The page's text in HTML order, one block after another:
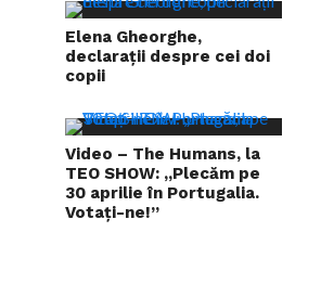
Elena Gheorghe,
declarații despre cei doi
copii
Video – The Humans, la
TEO SHOW: „Plecăm pe
30 aprilie în Portugalia.
Votați-ne!”